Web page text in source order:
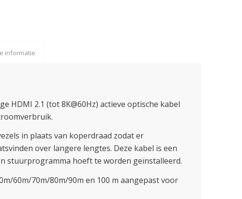
informatie
HDMI 2.1 (tot 8K@60Hz) actieve optische kabel
in plaats van koperdraad zodat er
over langere lengtes. Deze kabel is een
stuurprogramma hoeft te worden geïnstalleerd.
60m/70m/80m/90m en 100 m aangepast voor